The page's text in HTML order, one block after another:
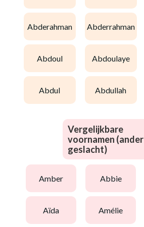
abderahman abderrahman
abdoul abdoulaye
abdul abdullah
Vergelijkbare
voornamen (ander
geslacht)
amber abbie
aïda amélie